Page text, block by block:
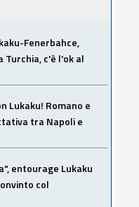
Fenerbahce,
Turchia, c'è l'ok al
Lukaku! Romano e
tra Napoli e
entourage Lukaku
col